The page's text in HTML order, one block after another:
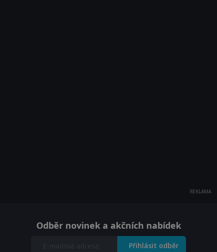
REKLAMA
Odběr novinek a akčních nabídek
Přihlásit odběr